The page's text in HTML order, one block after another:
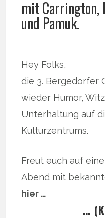
mit Carrington,
und Pamuk.
Hey Folks,
die 3. Bergedorfer
wieder Humor,
Unterhaltung auf
Kulturzentrums.
Freut euch auf
Abend mit
hier …
…